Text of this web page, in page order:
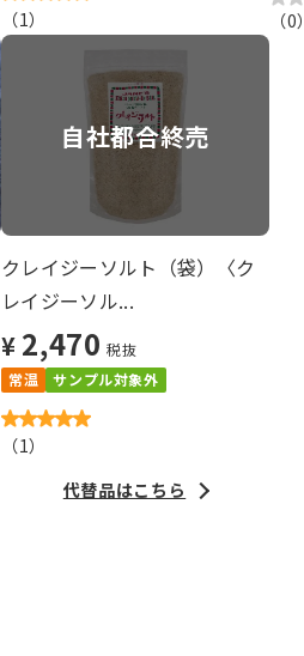
（1） （0）
自社都合終売
クレイジーソルト（袋）〈ク
レイジーソル...
¥ 2,470 税抜
常温
サンプル対象外
（1）
代替品はこちら